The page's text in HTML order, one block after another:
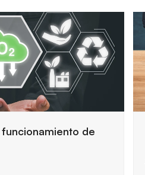
de seguridad
público